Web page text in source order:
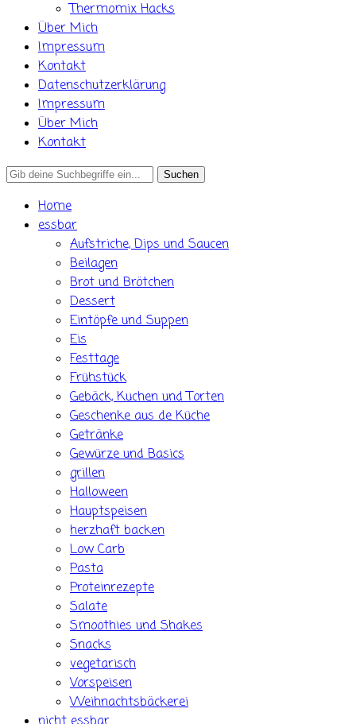
Thermomix Hacks
Über Mich
Impressum
Kontakt
Datenschutzerklärung
Impressum
Über Mich
Kontakt
Search
Home
essbar
Aufstriche, Dips und Saucen
Beilagen
Brot und Brötchen
Dessert
Eintöpfe und Suppen
Eis
Festtage
Frühstück
Gebäck, Kuchen und Torten
Geschenke aus de Küche
Getränke
Gewürze und Basics
grillen
Halloween
Hauptspeisen
herzhaft backen
Low Carb
Pasta
Proteinrezepte
Salate
Smoothies und Shakes
Snacks
vegetarisch
Vorspeisen
Weihnachtsbäckerei